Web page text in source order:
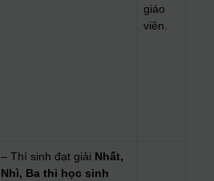
giáo
viên.
– Thí sinh đạt giải Nhất,
Nhì, Ba thi học sinh